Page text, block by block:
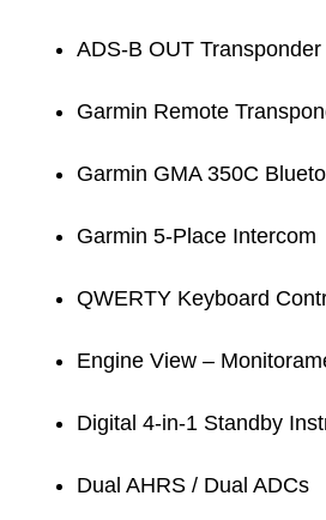
ADS-B OUT Transponder
Garmin Remote
Garmin GMA 350C
Garmin 5-Place Intercom
QWERTY Keyboard
Engine View –
Digital 4-in-1 Standby
Dual AHRS / Dual ADCs